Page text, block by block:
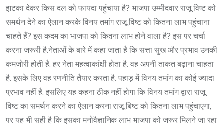
झटका देकर किस दल को फायदा पहुंचाया है? भाजपा उम्मीदवार राजू विष्ट को
समर्थन देने का ऐलान करके विनय तमांग राजू विष्ट को कितना लाभ पहुंचाना
चाहते हैं? इस कदम का भाजपा को कितना लाभ होने वाला है? इस पर चर्चा
करना जरूरी है.नेताओं के बारे में कहा जाता है कि सत्ता सुख और प्रभाव उनकी
कमजोरी होती है. हर नेता महत्वाकांक्षी होता है. वह अपनी ताकत बढ़ाना चाहता
है. इसके लिए वह रणनीति तैयार करता है. पहाड़ में विनय तमांग का कोई ज्यादा
प्रभाव नहीं है. इसलिए यह कहना ठीक नहीं होगा कि विनय तमांग द्वारा राजू
विष्ट का समर्थन करने का ऐलान करना राजू बिष्ट को कितना लाभ पहुंचाएगा,
पर यह भी सही है कि इसका मनोवैज्ञानिक लाभ भाजपा को जरूर मिलने जा रहा